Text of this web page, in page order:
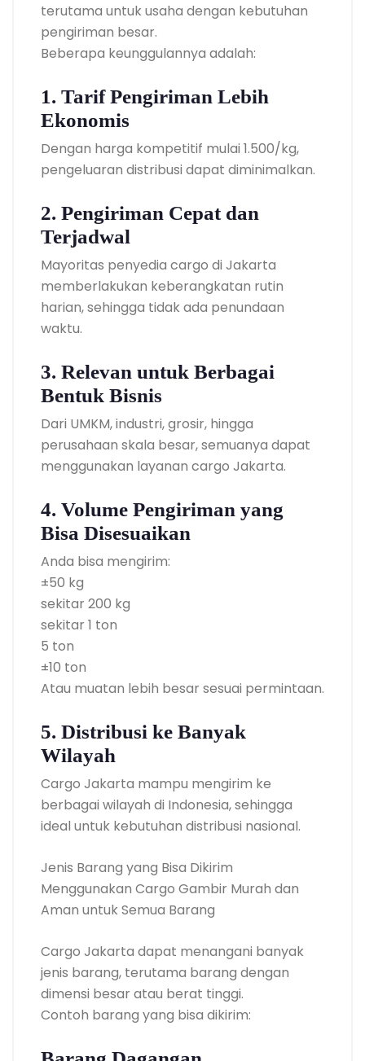
terutama untuk usaha dengan kebutuhan
pengiriman besar.
Beberapa keunggulannya adalah:
1. Tarif Pengiriman Lebih
Ekonomis
Dengan harga kompetitif mulai 1.500/kg,
pengeluaran distribusi dapat diminimalkan.
2. Pengiriman Cepat dan
Terjadwal
Mayoritas penyedia cargo di Jakarta
memberlakukan keberangkatan rutin
harian, sehingga tidak ada penundaan
waktu.
3. Relevan untuk Berbagai
Bentuk Bisnis
Dari UMKM, industri, grosir, hingga
perusahaan skala besar, semuanya dapat
menggunakan layanan cargo Jakarta.
4. Volume Pengiriman yang
Bisa Disesuaikan
Anda bisa mengirim:
±50 kg
sekitar 200 kg
sekitar 1 ton
5 ton
±10 ton
Atau muatan lebih besar sesuai permintaan.
5. Distribusi ke Banyak
Wilayah
Cargo Jakarta mampu mengirim ke
berbagai wilayah di Indonesia, sehingga
ideal untuk kebutuhan distribusi nasional.
Jenis Barang yang Bisa Dikirim
Menggunakan Cargo Gambir Murah dan
Aman untuk Semua Barang
Cargo Jakarta dapat menangani banyak
jenis barang, terutama barang dengan
dimensi besar atau berat tinggi.
Contoh barang yang bisa dikirim: